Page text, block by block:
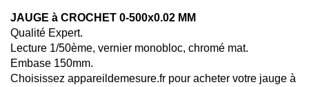
JAUGE à CROCHET 0-500x0.02 MM
Qualité Expert.
Lecture 1/50ème, vernier monobloc, chromé mat.
Embase 150mm.
Choisissez appareildemesure.fr pour acheter votre jauge à